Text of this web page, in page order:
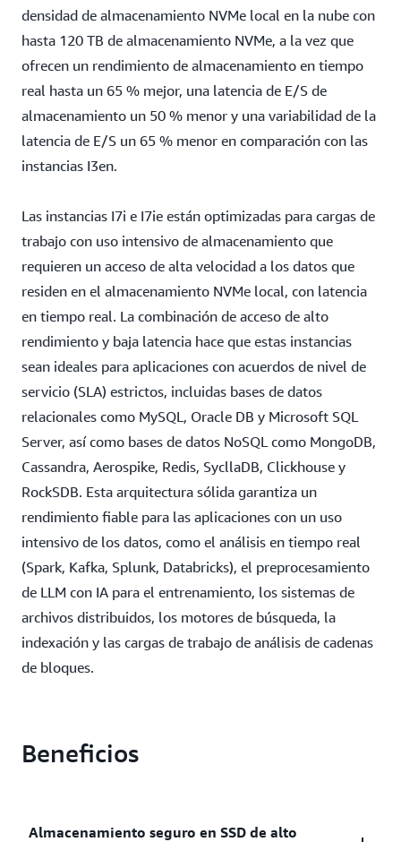
densidad de almacenamiento NVMe local en la nube con
hasta 120 TB de almacenamiento NVMe, a la vez que
ofrecen un rendimiento de almacenamiento en tiempo
real hasta un 65 % mejor, una latencia de E/S de
almacenamiento un 50 % menor y una variabilidad de la
latencia de E/S un 65 % menor en comparación con las
instancias I3en.
Las instancias I7i e I7ie están optimizadas para cargas de
trabajo con uso intensivo de almacenamiento que
requieren un acceso de alta velocidad a los datos que
residen en el almacenamiento NVMe local, con latencia
en tiempo real. La combinación de acceso de alto
rendimiento y baja latencia hace que estas instancias
sean ideales para aplicaciones con acuerdos de nivel de
servicio (SLA) estrictos, incluidas bases de datos
relacionales como MySQL, Oracle DB y Microsoft SQL
Server, así como bases de datos NoSQL como MongoDB,
Cassandra, Aerospike, Redis, SycllaDB, Clickhouse y
RockSDB. Esta arquitectura sólida garantiza un
rendimiento fiable para las aplicaciones con un uso
intensivo de los datos, como el análisis en tiempo real
(Spark, Kafka, Splunk, Databricks), el preprocesamiento
de LLM con IA para el entrenamiento, los sistemas de
archivos distribuidos, los motores de búsqueda, la
indexación y las cargas de trabajo de análisis de cadenas
de bloques.
Beneficios
Almacenamiento seguro en SSD de alto